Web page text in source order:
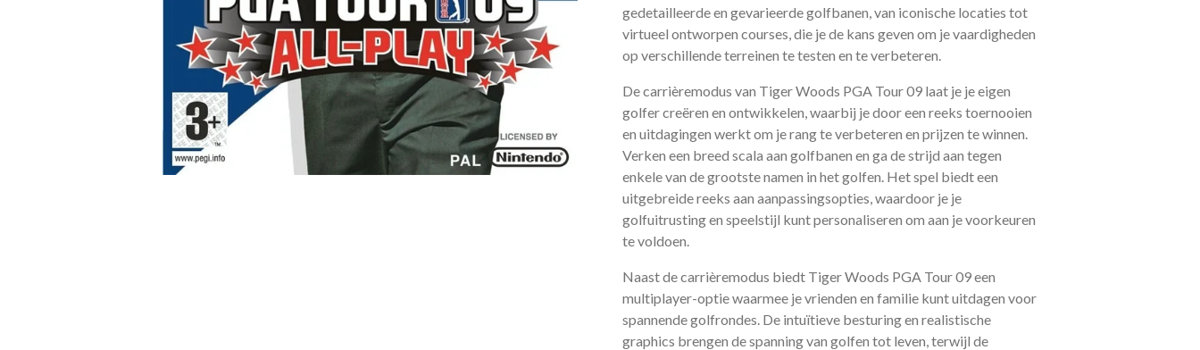
gedetailleerde en gevarieerde golfbanen, van iconische locaties tot
virtueel ontworpen courses, die je de kans geven om je vaardigheden
op verschillende terreinen te testen en te verbeteren.
De carrièremodus van Tiger Woods PGA Tour 09 laat je je eigen
golfer creëren en ontwikkelen, waarbij je door een reeks toernooien
en uitdagingen werkt om je rang te verbeteren en prijzen te winnen.
Verken een breed scala aan golfbanen en ga de strijd aan tegen
enkele van de grootste namen in het golfen. Het spel biedt een
uitgebreide reeks aan aanpassingsopties, waardoor je je
golfuitrusting en speelstijl kunt personaliseren om aan je voorkeuren
te voldoen.
Naast de carrièremodus biedt Tiger Woods PGA Tour 09 een
multiplayer-optie waarmee je vrienden en familie kunt uitdagen voor
spannende golfrondes. De intuïtieve besturing en realistische
graphics brengen de spanning van golfen tot leven, terwijl de